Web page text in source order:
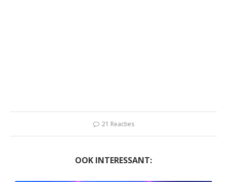
21 Reacties
OOK INTERESSANT: